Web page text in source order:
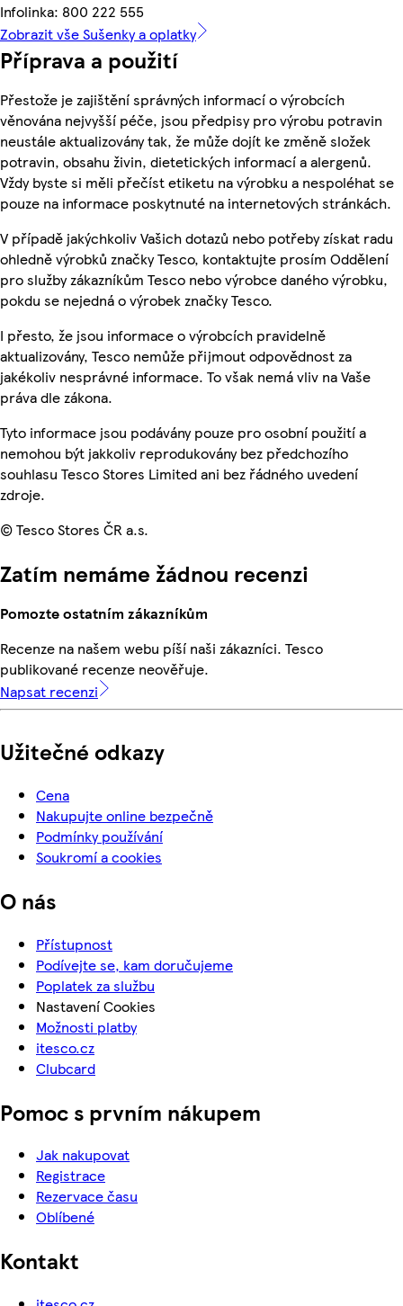
Infolinka: 800 222 555
Zobrazit vše Sušenky a oplatky
Příprava a použití
Přestože je zajištění správných informací o výrobcích
věnována nejvyšší péče, jsou předpisy pro výrobu potravin
neustále aktualizovány tak, že může dojít ke změně složek
potravin, obsahu živin, dietetických informací a alergenů.
Vždy byste si měli přečíst etiketu na výrobku a nespoléhat se
pouze na informace poskytnuté na internetových stránkách.
V případě jakýchkoliv Vašich dotazů nebo potřeby získat radu
ohledně výrobků značky Tesco, kontaktujte prosím Oddělení
pro služby zákazníkům Tesco nebo výrobce daného výrobku,
pokdu se nejedná o výrobek značky Tesco.
I přesto, že jsou informace o výrobcích pravidelně
aktualizovány, Tesco nemůže přijmout odpovědnost za
jakékoliv nesprávné informace. To však nemá vliv na Vaše
práva dle zákona.
Tyto informace jsou podávány pouze pro osobní použití a
nemohou být jakkoliv reprodukovány bez předchozího
souhlasu Tesco Stores Limited ani bez řádného uvedení
zdroje.
© Tesco Stores ČR a.s.
Zatím nemáme žádnou recenzi
Pomozte ostatním zákazníkům
Recenze na našem webu píší naši zákazníci. Tesco
publikované recenze neověřuje.
Napsat recenzi
Užitečné odkazy
Cena
Nakupujte online bezpečně
Podmínky používání
Soukromí a cookies
O nás
Přístupnost
Podívejte se, kam doručujeme
Poplatek za službu
Nastavení Cookies
Možnosti platby
itesco.cz
Clubcard
Pomoc s prvním nákupem
Jak nakupovat
Registrace
Rezervace času
Oblíbené
Kontakt